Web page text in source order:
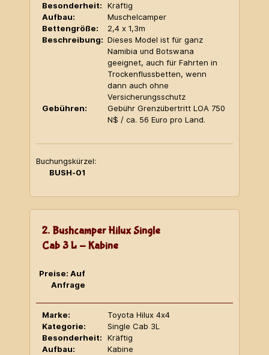
Besonderheit:
Kräftig
Aufbau:
Muschelcamper
Bettengröße:
2,4 x 1,3m
Beschreibung: Dieses Model ist für ganz
Namibia und Botswana
geeignet, auch für Fahrten in
Trockenflussbetten, wenn
dann auch ohne
Versicherungsschutz
Gebühren:
Gebühr Grenzübertritt LOA 750
N$ / ca. 56 Euro pro Land.
Buchungskürzel:
BUSH-01
2. Bushcamper Hilux Single
Cab 3 L - Kabine
Preise: Auf
Anfrage
Marke:
Toyota Hilux 4x4
Kategorie:
Single Cab 3L
Besonderheit:
Kräftig
Aufbau:
Kabine